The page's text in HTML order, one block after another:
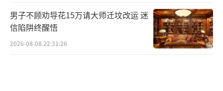
男子不顾劝导花15万请大师迁坟改运 迷
信陷阱终醒悟
2026-08-08 22:31:26